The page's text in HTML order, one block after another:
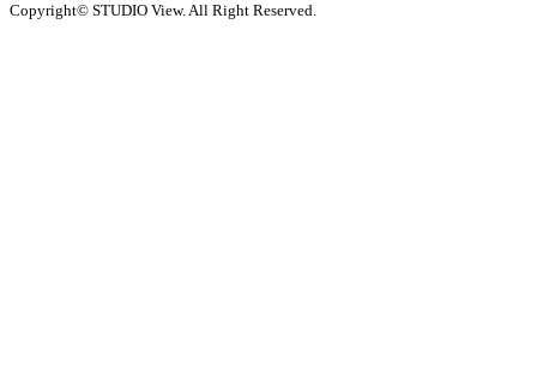
Copyright© STUDIO View. All Right Reserved.